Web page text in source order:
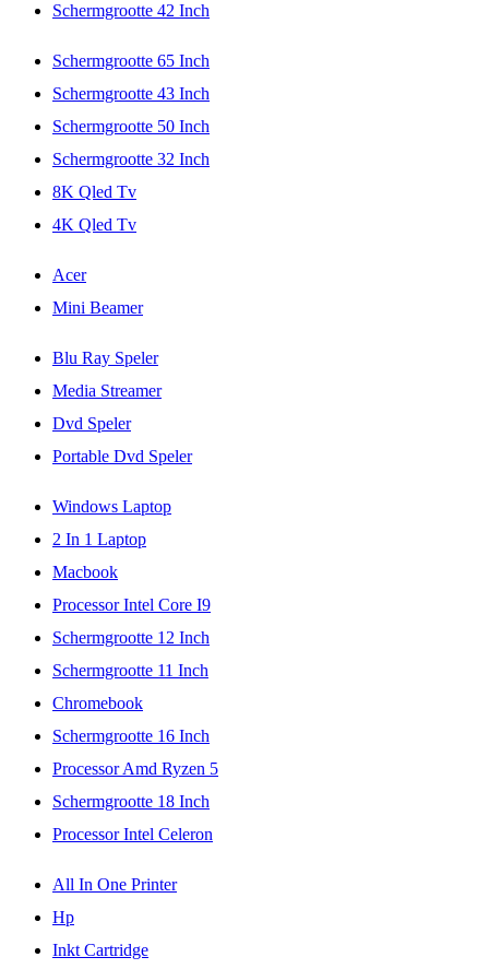
Schermgrootte 42 Inch
Schermgrootte 65 Inch
Schermgrootte 43 Inch
Schermgrootte 50 Inch
Schermgrootte 32 Inch
8K Qled Tv
4K Qled Tv
Acer
Mini Beamer
Blu Ray Speler
Media Streamer
Dvd Speler
Portable Dvd Speler
Windows Laptop
2 In 1 Laptop
Macbook
Processor Intel Core I9
Schermgrootte 12 Inch
Schermgrootte 11 Inch
Chromebook
Schermgrootte 16 Inch
Processor Amd Ryzen 5
Schermgrootte 18 Inch
Processor Intel Celeron
All In One Printer
Hp
Inkt Cartridge